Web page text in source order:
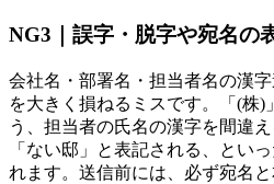
NG3｜誤字・脱字や宛名の
会社名・部署名・担当者名の漢
を大きく損ねるミスです。「(株)
う、担当者の氏名の漢字を間違
「ない邸」と表記される、とい
れます。送信前には、必ず宛名